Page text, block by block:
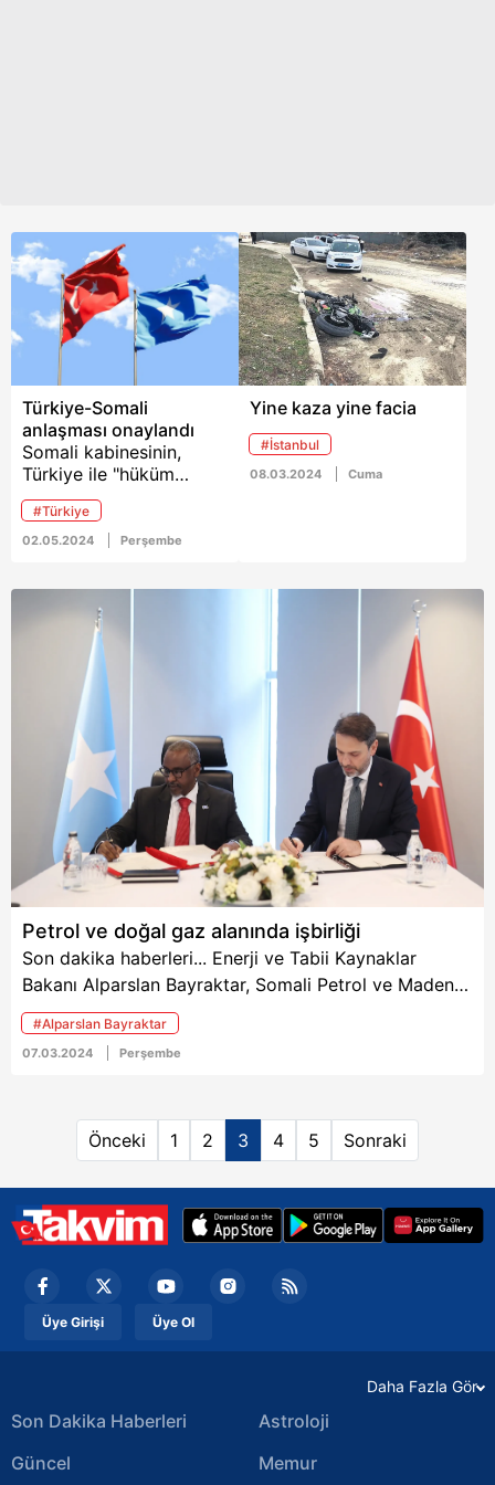
Türkiye-Somali
anlaşması onaylandı
Somali kabinesinin,
Türkiye ile "hüküm
giymiş suçluların ve
sanıkların her iki ülkeye
iade edilmesini"
anlaşmasını onayladığı
#Türkiye
02.05.2024 Perşembe
Yine kaza yine facia
#İstanbul
08.03.2024 Cuma
Petrol ve doğal gaz alanında işbirliği
Son dakika haberleri... Enerji ve Tabii Kaynaklar
Bakanı Alparslan Bayraktar, Somali Petrol ve Maden
Kaynakları Bakanı Abdirizak Omar Mohamed ile petrol
ve doğal gaz alanında işbirliğini geliştirmek üzere
hükümetlerarası anlaşma ve mutabakat zaptı
#Alparslan Bayraktar
07.03.2024 Perşembe
Önceki 1 2 3 4 5 Sonraki
Üye Girişi Üye Ol
Daha Fazla Gör
Son Dakika Haberleri
Güncel
Astroloji
Memur